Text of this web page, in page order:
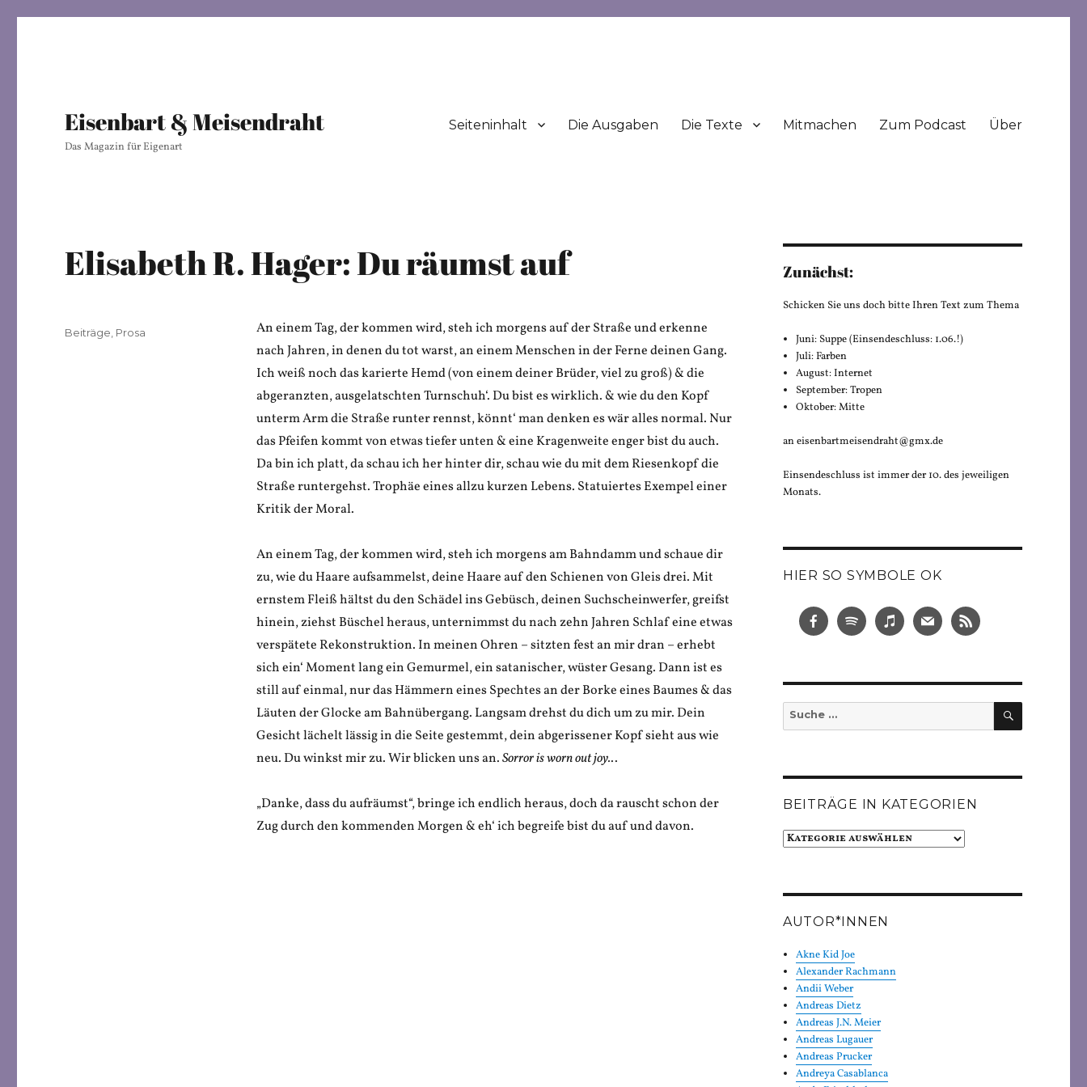
Eisenbart & Meisendraht
Das Magazin für Eigenart
Seiteninhalt Die Ausgaben Die Texte Mitmachen Zum Podcast Über
Elisabeth R. Hager: Du räumst auf
An einem Tag, der kommen wird, steh ich morgens auf der Straße und erkenne
nach Jahren, in denen du tot warst, an einem Menschen in der Ferne deinen Gang.
Ich weiß noch das karierte Hemd (von einem deiner Brüder, viel zu groß) & die
abgeranzten, ausgelatschten Turnschuh‘. Du bist es wirklich. & wie du den Kopf
unterm Arm die Straße runter rennst, könnt‘ man denken es wär alles normal. Nur
das Pfeifen kommt von etwas tiefer unten & eine Kragenweite enger bist du auch.
Da bin ich platt, da schau ich her hinter dir, schau wie du mit dem Riesenkopf die
Straße runtergehst. Trophäe eines allzu kurzen Lebens. Statuiertes Exempel einer
Kritik der Moral.
An einem Tag, der kommen wird, steh ich morgens am Bahndamm und schaue dir
zu, wie du Haare aufsammelst, deine Haare auf den Schienen von Gleis drei. Mit
ernstem Fleiß hältst du den Schädel ins Gebüsch, deinen Suchscheinwerfer, greifst
hinein, ziehst Büschel heraus, unternimmst du nach zehn Jahren Schlaf eine etwas
verspätete Rekonstruktion. In meinen Ohren – sitzten fest an mir dran – erhebt
sich ein‘ Moment lang ein Gemurmel, ein satanischer, wüster Gesang. Dann ist es
still auf einmal, nur das Hämmern eines Spechtes an der Borke eines Baumes & das
Läuten der Glocke am Bahnübergang. Langsam drehst du dich um zu mir. Dein
Gesicht lächelt lässig in die Seite gestemmt, dein abgerissener Kopf sieht aus wie
neu. Du winkst mir zu. Wir blicken uns an.Sorror is worn out joy...
„Danke, dass du aufräumst“, bringe ich endlich heraus, doch da rauscht schon der
Zug durch den kommenden Morgen & eh‘ ich begreife bist du auf und davon.
Veröffentlicht
Kategorien
Beiträge Prosa
Zunächst:
Schicken Sie uns doch bitte Ihren Text zum Thema
Juni: Suppe (Einsendeschluss: 1.06.!)
Juli: Farben
August: Internet
September: Tropen
Oktober: Mitte
an eisenbartmeisendraht@gmx.de
Einsendeschluss ist immer der 10. des jeweiligen
Monats.
HIER SO SYMBOLE OK
Suche
nach:
SUCHEN
BEITRÄGE IN KATEGORIEN
Beiträge
AUTOR*INNEN
Akne Kid Joe
Alexander Rachmann
Andii Weber
Andreas Dietz
Andreas J.N. Meier
Andreas Lugauer
Andreas Prucker
Andreya Casablanca